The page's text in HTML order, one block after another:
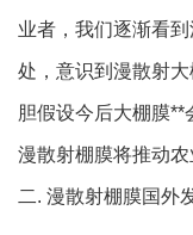
业者，我们逐渐看
处，意识到漫散射
胆假设今后大棚膜**
漫散射棚膜将推动农
二. 漫散射棚膜国外